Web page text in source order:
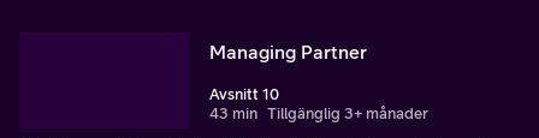
Managing Partner
Avsnitt 10
43 min Tillgänglig 3+ månader